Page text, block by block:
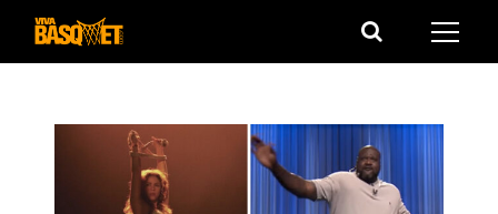
Saltar